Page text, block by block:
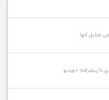
تحلیل آنها
پیشرفته +ویدیو